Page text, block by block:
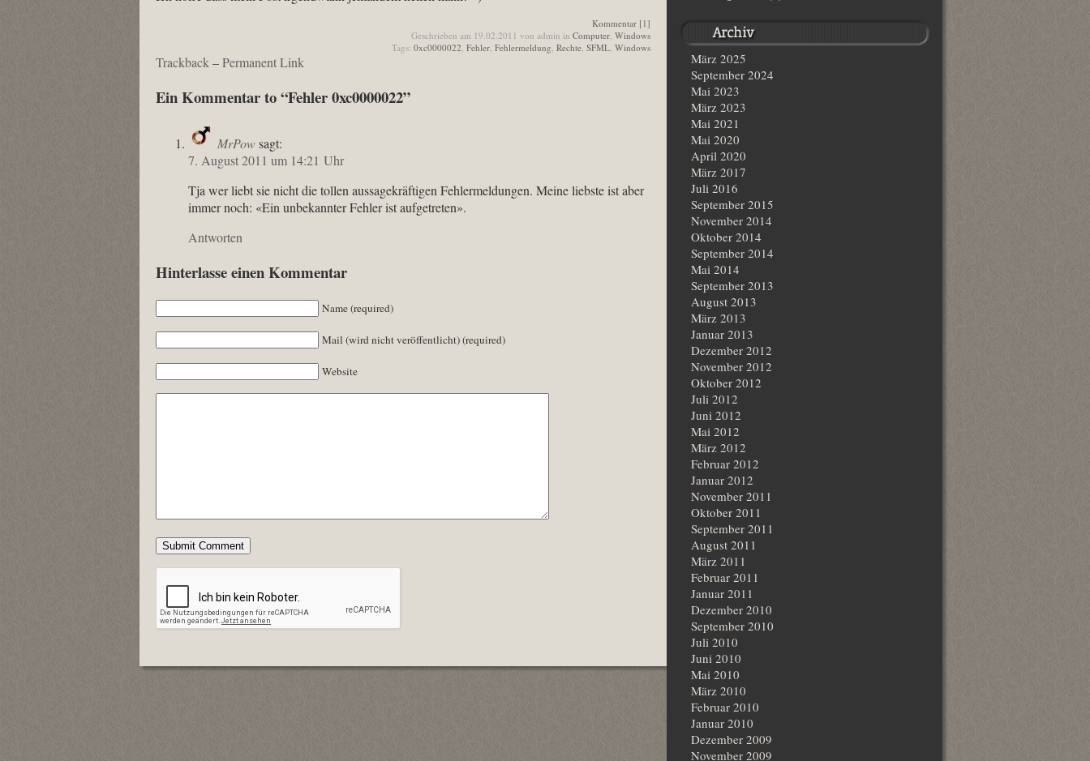
Kommentar [1]
Geschrieben am 19.02.2011 von admin in Computer Windows
Tags: 0xc0000022 Fehler Fehlermeldung Rechte SFML Windows
Trackback–Permanent Link
Ein Kommentar to “Fehler 0xc0000022”
MrPowsagt:
7. August 2011 um 14:21 Uhr
Tja wer liebt sie nicht die tollen aussagekräftigen Fehlermeldungen. Meine liebste ist aber
immer noch: «Ein unbekannter Fehler ist aufgetreten».
Antworten
Hinterlasse einen Kommentar
Name (required)
Mail (wird nicht veröffentlicht) (required)
Website
März 2025
September 2024
Mai 2023
März 2023
Mai 2021
Mai 2020
April 2020
März 2017
Juli 2016
September 2015
November 2014
Oktober 2014
September 2014
Mai 2014
September 2013
August 2013
März 2013
Januar 2013
Dezember 2012
November 2012
Oktober 2012
Juli 2012
Juni 2012
Mai 2012
März 2012
Februar 2012
Januar 2012
November 2011
Oktober 2011
September 2011
August 2011
März 2011
Februar 2011
Januar 2011
Dezember 2010
September 2010
Juli 2010
Juni 2010
Mai 2010
März 2010
Februar 2010
Januar 2010
Dezember 2009
November 2009